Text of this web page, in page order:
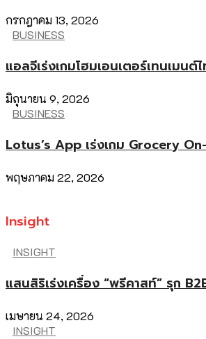
กรกฎาคม 13, 2026
BUSINESS
แอลจีเร่งเกมโฮมเอนเตอร์เทนเมนต์
มิถุนายน 9, 2026
BUSINESS
Lotus’s App เร่งเกม Grocery
พฤษภาคม 22, 2026
Insight
INSIGHT
แสนสิริเร่งเครื่อง “พรีคาสท์” รุก
เมษายน 24, 2026
INSIGHT